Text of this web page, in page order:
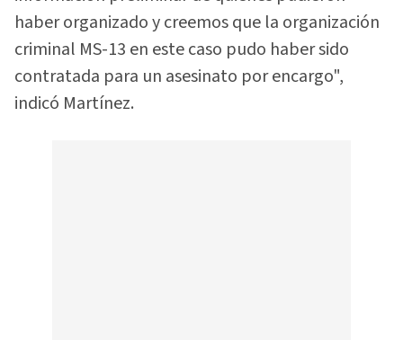
haber organizado y creemos que la organización
criminal MS-13 en este caso pudo haber sido
contratada para un asesinato por encargo",
indicó Martínez.